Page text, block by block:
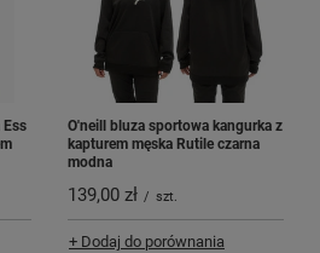
Ess
O'neill bluza sportowa kangurka z
kapturem męska Rutile czarna
modna
139,00 zł / szt.
+ Dodaj do porównania